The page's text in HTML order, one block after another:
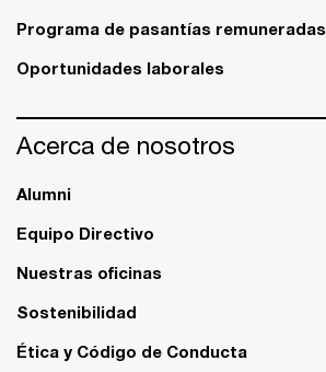
Programa de pasantías remuneradas
Oportunidades laborales
Acerca de nosotros
Alumni
Equipo Directivo
Nuestras oficinas
Sostenibilidad
Ética y Código de Conducta